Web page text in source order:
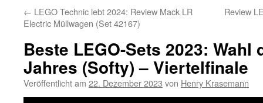
← LEGO Technic lebt 2024: Review Mack LR
Electric Müllwagen (Set 42167)
Review
Beste LEGO-Sets 2023: Wahl
Jahres (Softy) – Viertelfinale
Veröffentlicht am 22. Dezember 2023 von Henry Krasemann